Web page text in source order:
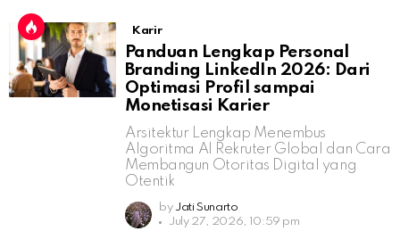
Karir
Panduan Lengkap Personal
Branding LinkedIn 2026: Dari
Optimasi Profil sampai
Monetisasi Karier
Arsitektur Lengkap Menembus
Algoritma AI Rekruter Global dan Cara
Membangun Otoritas Digital yang
Otentik
by Jati Sunarto
July 27, 2026, 10:59 pm